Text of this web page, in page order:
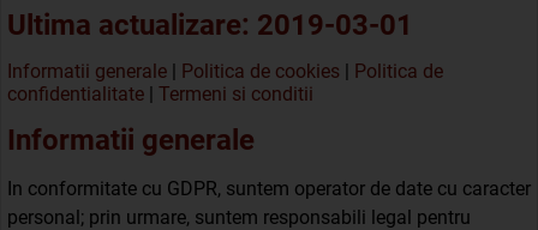
Ultima actualizare: 2019-03-01
Informatii generale | Politica de cookies | Politica de
confidentialitate | Termeni si conditii
Informatii generale
In conformitate cu GDPR, suntem operator de date cu caracter
personal; prin urmare, suntem responsabili legal pentru